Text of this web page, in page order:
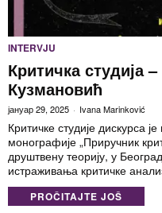
INTERVJU
Критичка студија
Кузмановић
јануар 29, 2025 Ivana Marinković
Критичке студије дискурса
монографије „Приручник
друштвену теорију, у
истраживања критичке
PROČITAJTE JOŠ